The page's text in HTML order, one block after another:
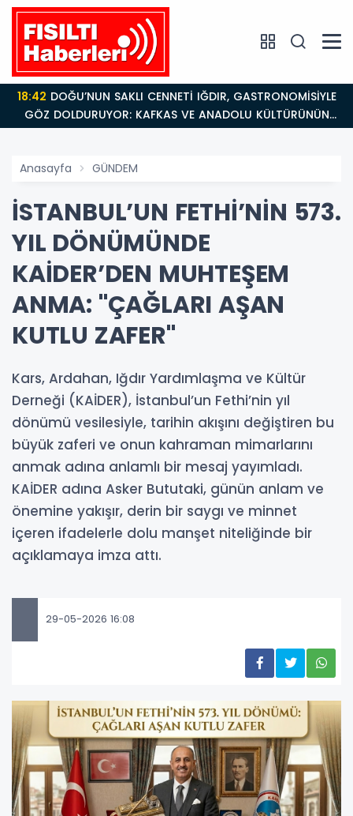
18:42
GÖZ DOLDURUYOR: KAFKAS VE ANADOLU KÜLTÜRÜNÜN
BULUŞMA NOKTASI
Anasayfa GÜNDEM
İSTANBUL’UN FETHİ’NİN 573.
YIL DÖNÜMÜNDE
KAİDER’DEN MUHTEŞEM
ANMA: "ÇAĞLARI AŞAN
KUTLU ZAFER"
Kars, Ardahan, Iğdır Yardımlaşma ve Kültür
Derneği (KAİDER), İstanbul’un Fethi’nin yıl
dönümü vesilesiyle, tarihin akışını değiştiren bu
büyük zaferi ve onun kahraman mimarlarını
anmak adına anlamlı bir mesaj yayımladı.
KAİDER adına Asker Bututaki, günün anlam ve
önemine yakışır, derin bir saygı ve minnet
içeren ifadelerle dolu manşet niteliğinde bir
açıklamaya imza attı.
29-05-2026 16:08